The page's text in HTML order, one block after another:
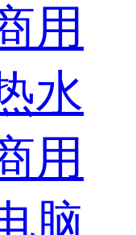
用
水
用
脑